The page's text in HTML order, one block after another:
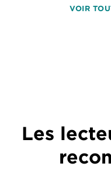
VOIR
Les